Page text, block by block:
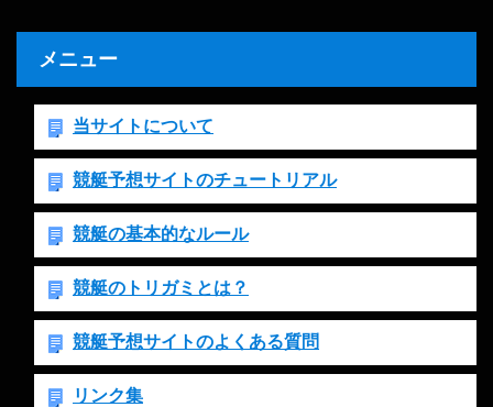
メニュー
当サイトについて
競艇予想サイトのチュートリアル
競艇の基本的なルール
競艇のトリガミとは？
競艇予想サイトのよくある質問
リンク集